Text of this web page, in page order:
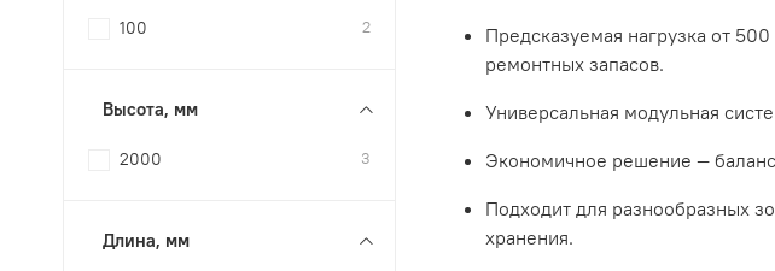
Предсказуемая нагрузка от
ремонтных запасов.
Универсальная модульная
Экономичное решение — баланс
Подходит для разнообразных
хранения.
100 2
Высота, мм
2000 3
Длина, мм